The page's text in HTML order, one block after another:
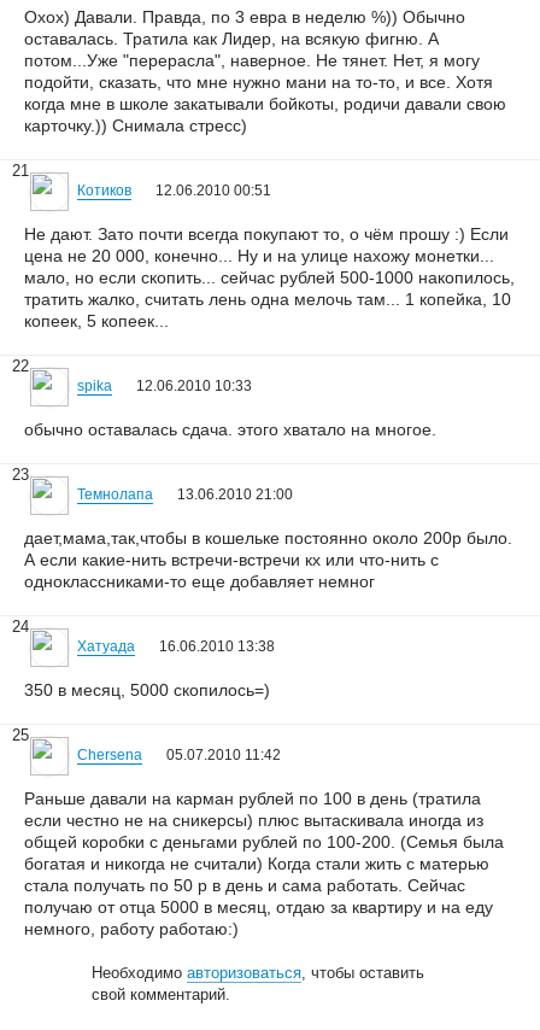
Охох) Давали. Правда, по 3 евра в неделю %)) Обычно
оставалась. Тратила как Лидер, на всякую фигню. А
потом...Уже "перерасла", наверное. Не тянет. Нет, я могу
подойти, сказать, что мне нужно мани на то-то, и все. Хотя
когда мне в школе закатывали бойкоты, родичи давали свою
карточку.)) Снимала стресс)
21
Котиков 12.06.2010 00:51
Не дают. Зато почти всегда покупают то, о чём прошу :) Если
цена не 20 000, конечно... Ну и на улице нахожу монетки...
мало, но если скопить... сейчас рублей 500-1000 накопилось,
тратить жалко, считать лень одна мелочь там... 1 копейка, 10
копеек, 5 копеек...
22
spika 12.06.2010 10:33
обычно оставалась сдача. этого хватало на многое.
23
Темнолапа 13.06.2010 21:00
дает,мама,так,чтобы в кошельке постоянно около 200р было.
А если какие-нить встречи-встречи кх или что-нить с
одноклассниками-то еще добавляет немног
24
Хатуада 16.06.2010 13:38
350 в месяц, 5000 скопилось=)
25
Chersena 05.07.2010 11:42
Раньше давали на карман рублей по 100 в день (тратила
если честно не на сникерсы) плюс вытаскивала иногда из
общей коробки с деньгами рублей по 100-200. (Семья была
богатая и никогда не считали) Когда стали жить с матерью
стала получать по 50 р в день и сама работать. Сейчас
получаю от отца 5000 в месяц, отдаю за квартиру и на еду
немного, работу работаю:)
Необходимоавторизоваться, чтобы оставить
свой комментарий.